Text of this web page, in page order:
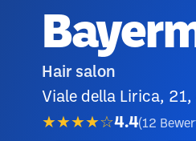
Hair salon
Viale della Lirica,
★★★★☆4.4(12